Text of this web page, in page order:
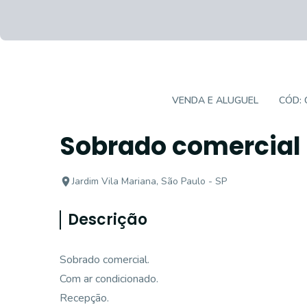
VENDA E ALUGUEL CÓD:
Sobrado comercial
Jardim Vila Mariana, São Paulo - SP
Descrição
Sobrado comercial.
Com ar condicionado.
Recepção.